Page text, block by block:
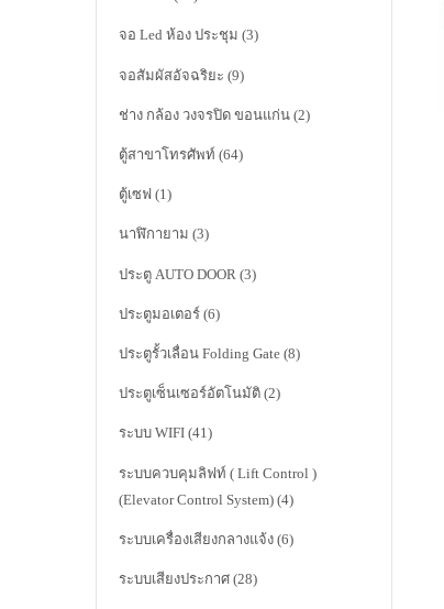
จอ Led ห้อง ประชุม (3)
จอสัมผัสอัจฉริยะ (9)
ช่าง กล้อง วงจรปิด ขอนแก่น (2)
ตู้สาขาโทรศัพท์ (64)
ตู้เซฟ (1)
นาฬิกายาม (3)
ประตู AUTO DOOR (3)
ประตูมอเตอร์ (6)
ประตูรั้วเลื่อน Folding Gate (8)
ประตูเซ็นเซอร์อัตโนมัติ (2)
ระบบ WIFI (41)
ระบบควบคุมลิฟท์ ( Lift Control )
(Elevator Control System) (4)
ระบบเครื่องเสียงกลางแจ้ง (6)
ระบบเสียงประกาศ (28)